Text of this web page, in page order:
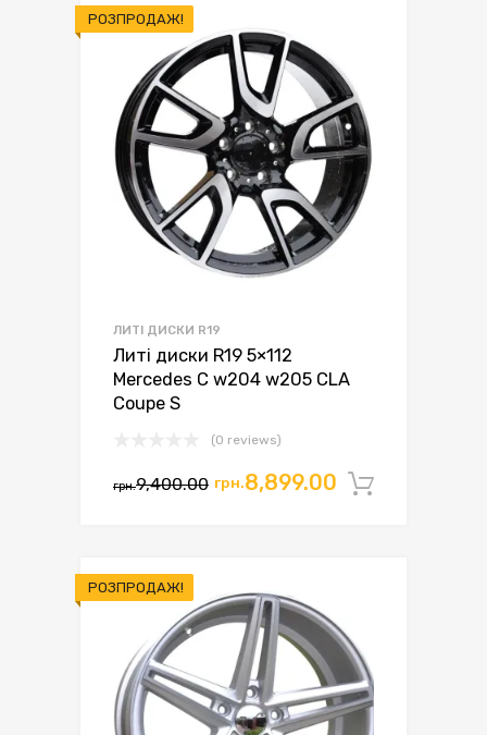
РОЗПРОДАЖ!
ЛИТІ ДИСКИ R19
Литі диски R19 5×112
Mercedes C w204 w205 CLA
Coupe S
(0 reviews)
грн.9,400.00 грн.8,899.00
РОЗПРОДАЖ!